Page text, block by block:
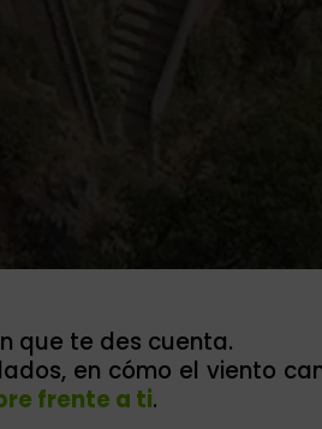
que te des cuenta.
en cómo el viento
frente a ti.